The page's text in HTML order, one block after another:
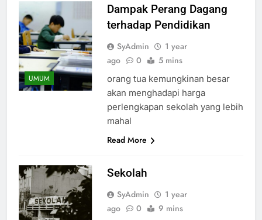
UMUM
Dampak Perang Dagang
terhadap Pendidikan
SyAdmin
1 year
ago
0 5 mins
orang tua kemungkinan besar
akan menghadapi harga
perlengkapan sekolah yang lebih
mahal
Read More
Sekolah
SyAdmin
1 year
ago
0 9 mins